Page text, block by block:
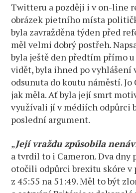
Twitteru a později i v on-line
obrázek pietního místa
byla zavražděna týden před
měl velmi dobrý postřeh.
byla ještě den předtím přímo u
vidět, byla ihned po vyhlášení
odsunuta do koutu náměstí.
jak měla. Ať byla její smrt
využívali jí v médiích odpůrci
poslední argument.
„Její vraždu způsobila
a tvrdil to i Cameron. Dva dny
otočili odpůrci brexitu skóre v
z 45:55 na 51:49. Měl to být